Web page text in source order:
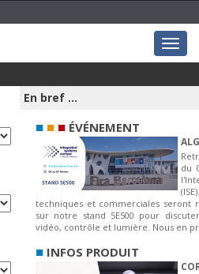
En bref ...
■ ■ ■ ÉVÉNEMENT
du
techniques et commerciales seront
sur notre stand 5E500 pour
vidéo, contrôle et lumière. Nous en
■ INFOS PRODUIT